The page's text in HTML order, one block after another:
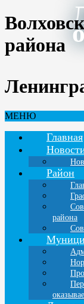
района
МЕНЮ
Главная
Район
района